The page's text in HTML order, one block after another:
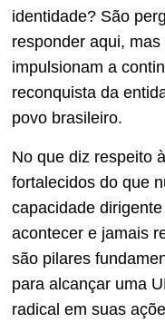
identidade? São
responder aqui,
impulsionam a
reconquista da
povo brasileiro.
No que diz respeito
fortalecidos do que
capacidade
acontecer e jamais
são pilares
para alcançar uma
radical em suas